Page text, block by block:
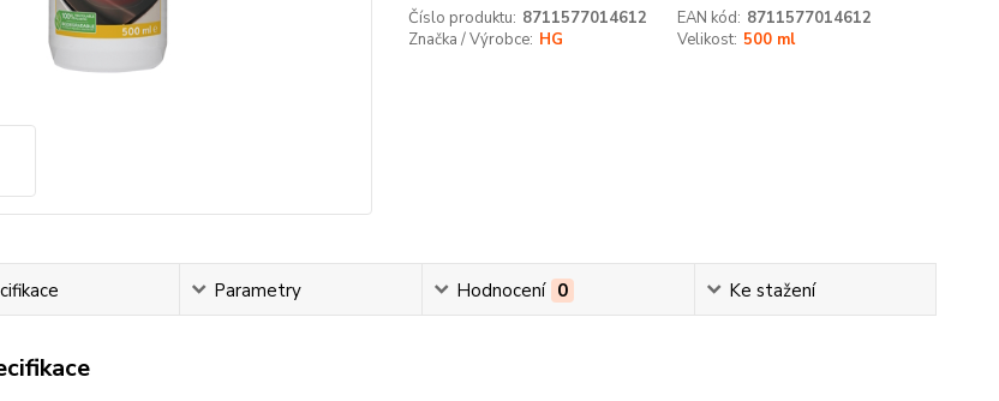
Číslo produktu: 8711577014612 EAN kód: 8711577014612
Značka / Výrobce: HG Velikost: 500 ml
Parametry Hodnocení 0 Ke stažení